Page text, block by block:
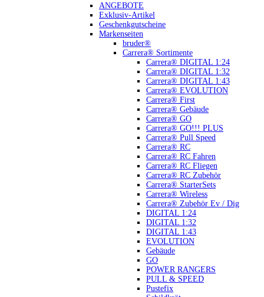
ANGEBOTE
Exklusiv-Artikel
Geschenkgutscheine
Markenseiten
bruder®
Carrera® Sortimente
Carrera® DIGITAL 1:24
Carrera® DIGITAL 1:32
Carrera® DIGITAL 1:43
Carrera® EVOLUTION
Carrera® First
Carrera® Gebäude
Carrera® GO
Carrera® GO!!! PLUS
Carrera® Pull Speed
Carrera® RC
Carrera® RC Fahren
Carrera® RC Fliegen
Carrera® RC Zubehör
Carrera® StarterSets
Carrera® Wireless
Carrera® Zubehör Ev / Dig
DIGITAL 1:24
DIGITAL 1:32
DIGITAL 1:43
EVOLUTION
Gebäude
GO
POWER RANGERS
PULL & SPEED
Pustefix